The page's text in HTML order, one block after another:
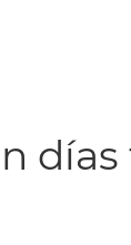
días